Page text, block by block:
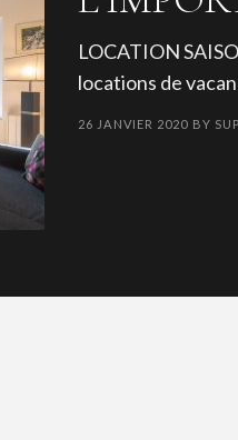
LOCATION
locations de
26 JANVIER 2020 BY